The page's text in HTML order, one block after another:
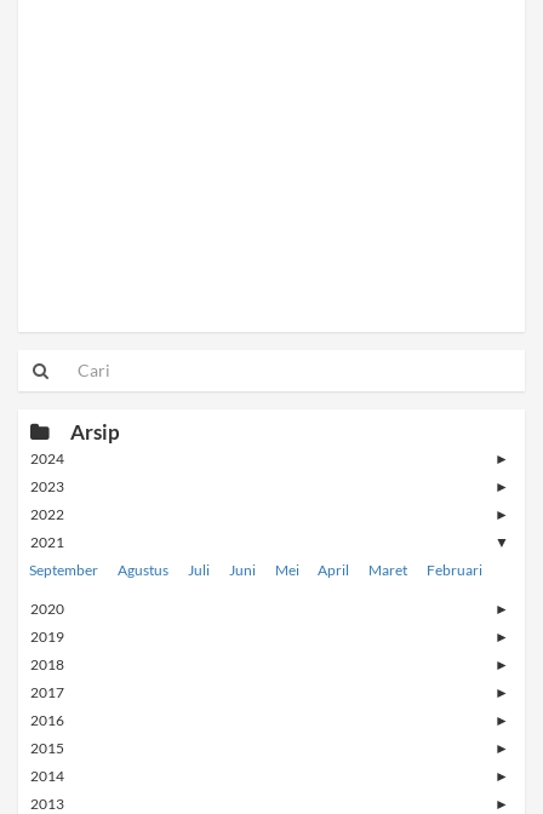
Arsip
2024 ►
2023 ►
2022 ►
2021 ▼
September Agustus Juli Juni Mei April Maret Februari
2020 ►
2019 ►
2018 ►
2017 ►
2016 ►
2015 ►
2014 ►
2013 ►